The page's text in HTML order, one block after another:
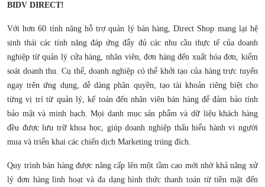
BIDV DIRECT!
Với hơn 60 tính năng hỗ trợ quản lý bán hàng, Direct Shop mang lại hệ
sinh thái các tính năng đáp ứng đẩy đủ các nhu cầu thực tế của doanh
nghiệp từ quản lý cửa hàng, nhân viên, đơn hàng đến xuất hóa đơn, kiểm
soát doanh thu. Cụ thể, doanh nghiệp có thể khởi tạo của hàng trực tuyến
ngay trên ứng dụng, dễ dàng phân quyền, tạo tài khoản riêng biệt cho
từng vị trí từ quản lý, kế toán đến nhân viên bán hàng để đảm bảo tính
bảo mật và minh bạch. Mọi danh mục sản phẩm và dữ liệu khách hàng
đều được lưu trữ khoa học, giúp doanh nghiệp thấu hiểu hành vi người
mua và triển khai các chiến dịch Marketing trúng đích.
Quy trình bán hàng được nâng cấp lên một tầm cao mới nhờ khả năng xử
lý đơn hàng linh hoạt và đa dạng hình thức thanh toán từ tiền mặt đến